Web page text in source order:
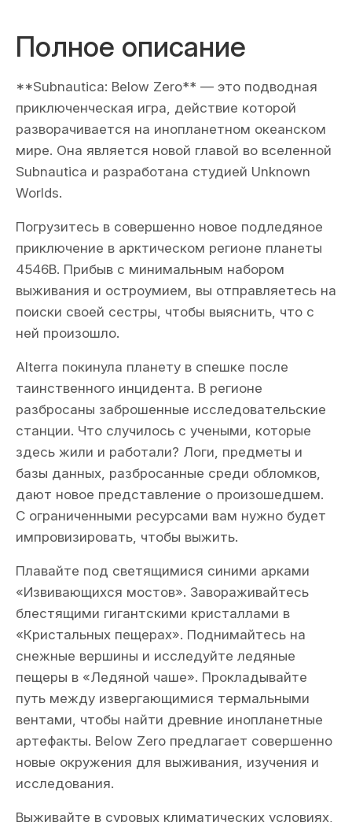
Полное описание
**Subnautica: Below Zero** — это подводная
приключенческая игра, действие которой
разворачивается на инопланетном океанском
мире. Она является новой главой во вселенной
Subnautica и разработана студией Unknown
Worlds.
Погрузитесь в совершенно новое подледяное
приключение в арктическом регионе планеты
4546B. Прибыв с минимальным набором
выживания и остроумием, вы отправляетесь на
поиски своей сестры, чтобы выяснить, что с
ней произошло.
Alterra покинула планету в спешке после
таинственного инцидента. В регионе
разбросаны заброшенные исследовательские
станции. Что случилось с учеными, которые
здесь жили и работали? Логи, предметы и
базы данных, разбросанные среди обломков,
дают новое представление о произошедшем.
С ограниченными ресурсами вам нужно будет
импровизировать, чтобы выжить.
Плавайте под светящимися синими арками
«Извивающихся мостов». Завораживайтесь
блестящими гигантскими кристаллами в
«Кристальных пещерах». Поднимайтесь на
снежные вершины и исследуйте ледяные
пещеры в «Ледяной чаше». Прокладывайте
путь между извергающимися термальными
вентами, чтобы найти древние инопланетные
артефакты. Below Zero предлагает совершенно
новые окружения для выживания, изучения и
исследования.
Выживайте в суровых климатических условиях,